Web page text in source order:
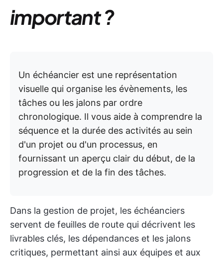
important ?
Un échéancier est une représentation
visuelle qui organise les évènements, les
tâches ou les jalons par ordre
chronologique. Il vous aide à comprendre la
séquence et la durée des activités au sein
d'un projet ou d'un processus, en
fournissant un aperçu clair du début, de la
progression et de la fin des tâches.
Dans la gestion de projet, les échéanciers
servent de feuilles de route qui décrivent les
livrables clés, les dépendances et les jalons
critiques, permettant ainsi aux équipes et aux